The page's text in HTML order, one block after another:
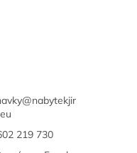
@nabytekjir
219 730